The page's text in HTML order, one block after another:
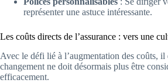
représenter une astuce intéressante.
Les coûts directs de l’assurance : vers une
Avec le défi lié à l’augmentation des coûts,
changement ne doit désormais plus être
efficacement.